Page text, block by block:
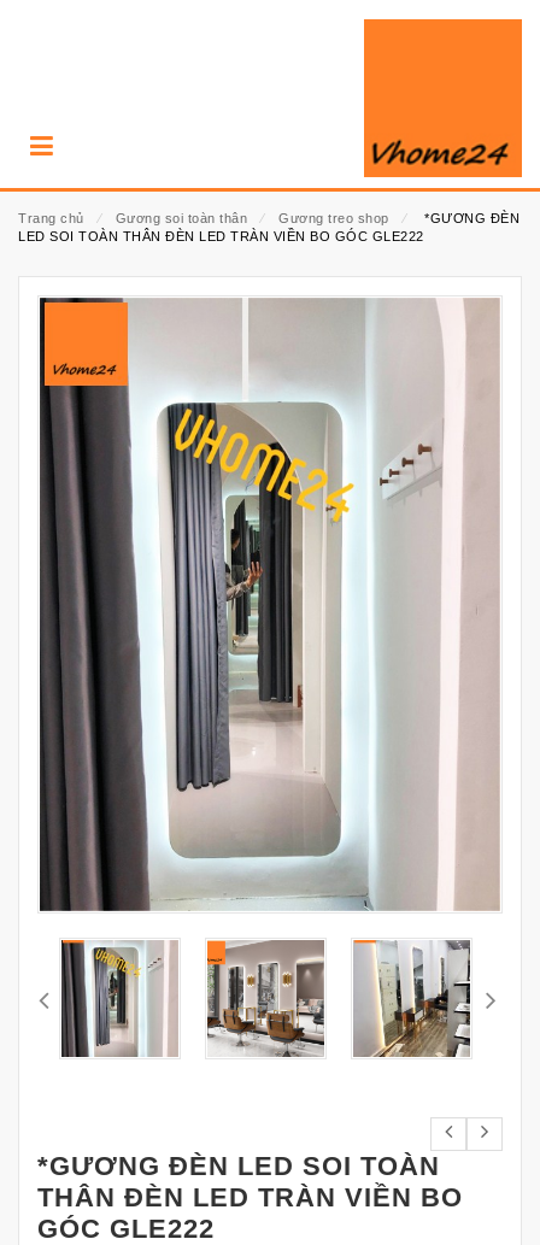
Trang chủ ⁄ Gương soi toàn thân ⁄ Gương treo shop ⁄
*GƯƠNG ĐÈN
LED SOI TOÀN THÂN ĐÈN LED TRÀN VIỀN BO GÓC GLE222
*GƯƠNG ĐÈN LED SOI TOÀN
THÂN ĐÈN LED TRÀN VIỀN BO
GÓC GLE222